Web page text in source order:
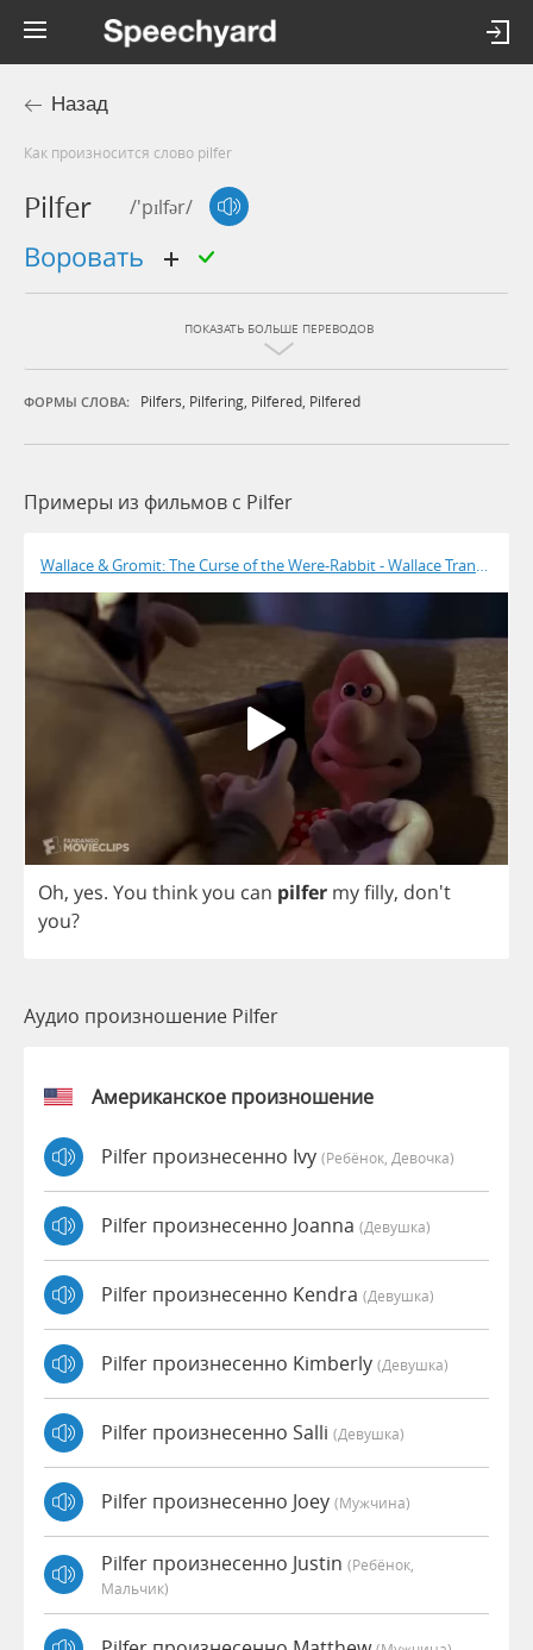
Назад
Как произносится слово pilfer
Pilfer /'pɪlfər/
воровать
ПОКАЗАТЬ БОЛЬШЕ ПЕРЕВОДОВ
ФОРМЫ СЛОВА: Pilfers, Pilfering, Pilfered, Pilfered
Примеры из фильмов c Pilfer
Wallace & Gromit: The Curse of the Were-Rabbit - Wallace Transforms
Oh, yes. You thinkyou can pilfer myfilly, don't
you?
Аудио произношение Pilfer
Американское произношение
Pilfer произнесенно Ivy (Ребёнок, Девочка)
Pilfer произнесенно Joanna (девушка)
Pilfer произнесенно Kendra (девушка)
Pilfer произнесенно Kimberly (девушка)
Pilfer произнесенно Salli (девушка)
Pilfer произнесенно Joey (мужчина)
Pilfer произнесенно Justin (Ребёнок,
Мальчик)